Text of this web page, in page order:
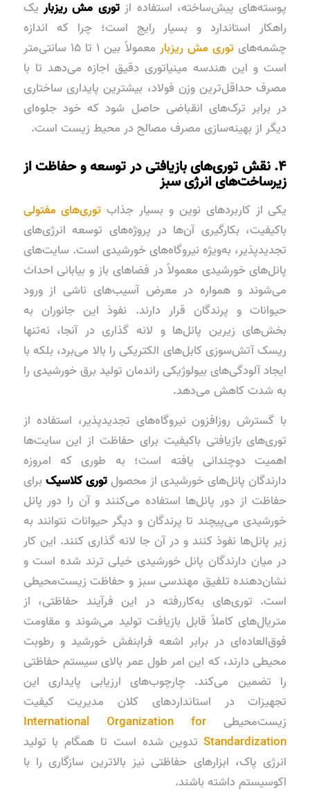
پوسته‌های پیش‌ساخته، استفاده ازتوری مش ریزباریک
راهکار استاندارد و بسیار رایج است؛ چرا که اندازه
چشمه‌های توری مش ریزبار
معمولاً بین ۱ تا ۱۵ سانتی‌متر
استو این هندسه مینیاتوری دقیق اجازه می‌دهد تا با
مصرف حداقل‌ترین وزن فولاد، بیشترین پایداری ساختاری
در برابر ترک‌های انقباضی حاصل شود که خود جلوه‌ای
دیگر از بهینه‌سازی مصرف مصالح در محیط زیست است.
۴. نقش توری‌های بازیافتی در توسعه و حفاظت از
زیرساخت‌های انرژی سبز
یکی از کاربردهای نوین و بسیار جذاب توری‌های مفتولی
باکیفیت، بکارگیری آن‌ها در پروژه‌های توسعه انرژی‌های
تجدیدپذیر، به‌ویژه نیروگاه‌های خورشیدی است. سایت‌های
پانل‌های خورشیدی معمولاً در فضاهای باز و بیابانی احداث
می‌شوند و همواره در معرض آسیب‌های ناشی از ورود
حیوانات و پرندگان قرار دارند. نفوذ این جانوران به
بخش‌های زیرین پانل‌ها و لانه گذاری در آنجا، نه‌تنها
ریسک آتش‌سوزی کابل‌های الکتریکی را بالا می‌برد، بلکه با
ایجاد آلودگی‌های بیولوژیکی راندمان تولید برق خورشیدی را
به شدت کاهش می‌دهد.
با گسترش روزافزون نیروگاه‌های تجدیدپذیر، استفاده از
توری‌های بازیافتی باکیفیت برای حفاظت از این سایت‌ها
اهمیت دوچندانی یافته است؛ به طوری که امروزه
دارندگان پانل‌های خورشیدی از محصولتوری کلاسیک برای
حفاظت از دور پانل‌ها استفاده می‌کنند و آن را دور پانل
خورشیدی می‌پیچند تا پرندگان و دیگر حیوانات نتوانند به
زیر پانل‌ها نفوذ کنند و در آن جا لانه گذاری کنند. این کار
در میان دارندگان پانل خورشیدی خیلی ترند شده است و
نشان‌دهنده تلفیق مهندسی سبز و حفاظت زیست‌محیطی
است. توری‌های به‌کاررفته در این فرآیند حفاظتی، از
متریال‌های کاملاً قابل بازیافت تولید می‌شوند و مقاومت
فوق‌العاده‌ای در برابر اشعه فرابنفش خورشید و رطوبت
محیطی دارند، که این امر طول عمر بالای سیستم حفاظتی
را تضمین می‌کند. چارچوب‌های ارزیابی پایداری این
تجهیزات در استانداردهای کلان مدیریت کیفیت
زیست‌محیطی
International Organization for
Standardizationتدوین شده است تا همگام با تولید
انرژی پاک، ابزارهای حفاظتی نیز بالاترین سازگاری را با
اکوسیستم داشته باشند.